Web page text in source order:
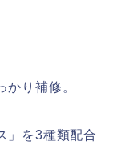
かり補修。
」を3種類配合